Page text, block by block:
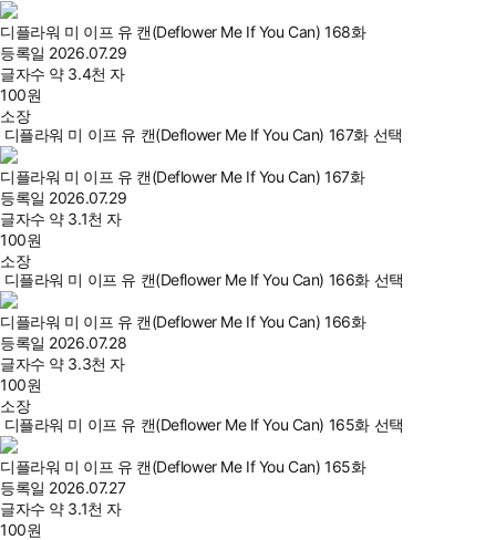
디플라워 미 이프 유 캔(Deflower Me If You Can) 168화
등록일 2026.07.29
글자수 약 3.4천 자
100원
소장
디플라워 미 이프 유 캔(Deflower Me If You Can) 167화 선택
디플라워 미 이프 유 캔(Deflower Me If You Can) 167화
등록일 2026.07.29
글자수 약 3.1천 자
100원
소장
디플라워 미 이프 유 캔(Deflower Me If You Can) 166화 선택
디플라워 미 이프 유 캔(Deflower Me If You Can) 166화
등록일 2026.07.28
글자수 약 3.3천 자
100원
소장
디플라워 미 이프 유 캔(Deflower Me If You Can) 165화 선택
디플라워 미 이프 유 캔(Deflower Me If You Can) 165화
등록일 2026.07.27
글자수 약 3.1천 자
100원